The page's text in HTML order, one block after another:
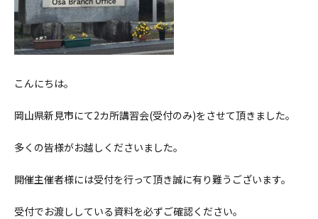
こんにちは。
岡山県新見市にて2カ所講習会(受付のみ)をさせて頂きました。
多くの皆様がお越しくださいました。
開催主催者様には受付を行って頂き誠に有り難うございます。
受付でお渡ししている資料を必ずご確認ください。